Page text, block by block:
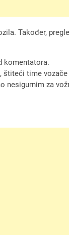
Također,
komentatora.
time
nesigurnim za